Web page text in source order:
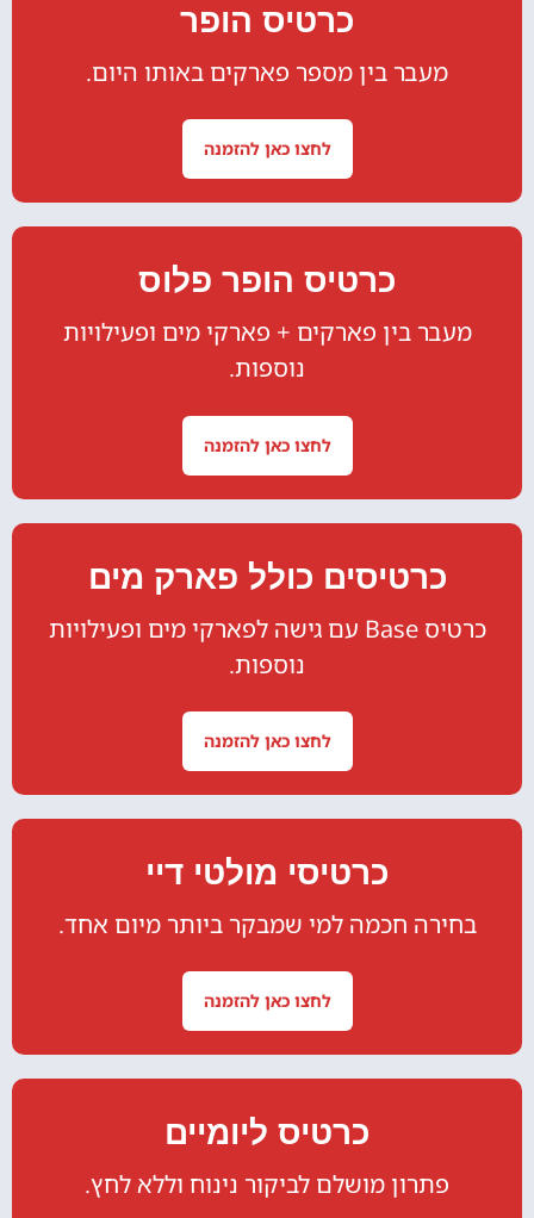
כרטיס הופר
מעבר בין מספר פארקים באותו היום.
לחצו כאן להזמנה
כרטיס הופר פלוס
מעבר בין פארקים + פארקי מים ופעילויות
נוספות.
לחצו כאן להזמנה
כרטיסים כולל פארק מים
כרטיס Base עם גישה לפארקי מים ופעילויות
נוספות.
לחצו כאן להזמנה
כרטיסי מולטי דיי
בחירה חכמה למי שמבקר ביותר מיום אחד.
לחצו כאן להזמנה
כרטיס ליומיים
פתרון מושלם לביקור נינוח וללא לחץ.